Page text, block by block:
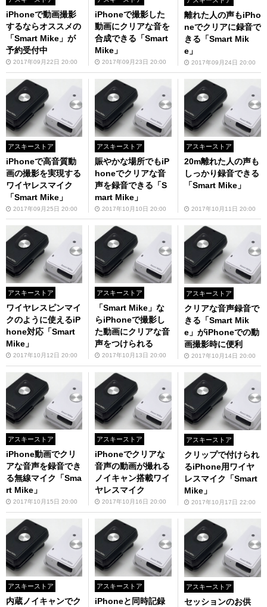
iPhoneで動画撮影
するならオススメの
「Smart Mike」が
予約受付中
2017年09月22日 20:00
iPhoneで撮影した
動画にクリアな音を
合成できる「Smart
Mike」
2017年09月23日 20:00
離れた人の声もiPho
neでクリアに録音で
きる「Smart Mik
e」
2017年09月24日 20:00
アスキーストア
iPhoneで高音質動
画の撮影を実現する
ワイヤレスマイク
「Smart Mike」
2017年09月25日 20:00
アスキーストア
賑やかな場所でもiP
honeでクリアな音
声を録音できる「S
mart Mike」
2017年10月10日 20:00
アスキーストア
20m離れた人の声も
しっかり録音できる
「Smart Mike」
2017年10月11日 20:00
アスキーストア
ワイヤレスピンマイ
クのように使えるiP
hone対応「Smart
Mike」
2017年10月12日 20:00
アスキーストア
「Smart Mike」な
らiPhoneで撮影し
た動画にクリアな音
声をつけられる
2017年10月13日 20:00
アスキーストア
クリアな音声録音で
きる「Smart Mik
e」がiPhoneでの動
画撮影時に便利
2017年10月14日 20:00
アスキーストア
iPhone動画でクリ
アな音声を録音でき
る無線マイク「Sma
rt Mike」
2017年10月15日 20:00
アスキーストア
iPhoneでクリアな
音声の動画が撮れる
ノイキャン搭載ワイ
ヤレスマイク
2017年10月16日 20:00
アスキーストア
クリップで付けられ
るiPhone用ワイヤ
レスマイク「Smart
Mike」
2017年10月17日 22:00
アスキーストア
内蔵ノイキャンでク
アスキーストア
iPhoneと同時記録
アスキーストア
セッションのお供